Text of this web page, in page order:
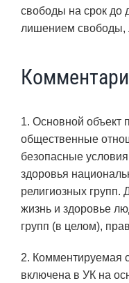
свободы на срок до
лишением свободы,
1. Основной объект
общественные
безопасные
здоровья
религиозных
жизнь и здоровье
групп (в целом),
2. Комментируемая
включена в УК на